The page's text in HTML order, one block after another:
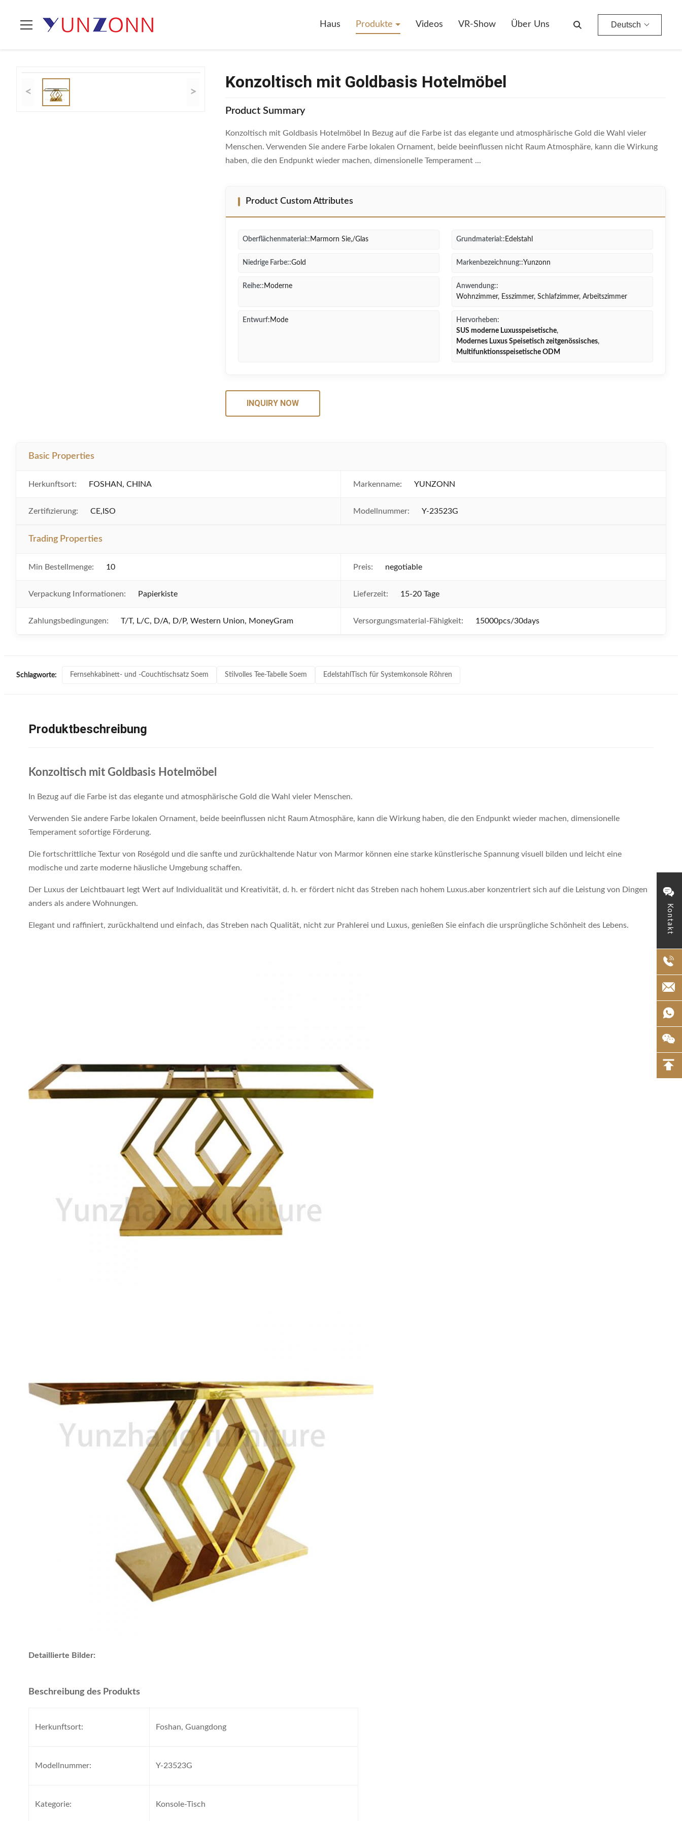
Kontakt
Haus Produkte Videos VR-Show Über Uns Deutsch
< >
Konzoltisch mit Goldbasis Hotelmöbel
Product Summary
Konzoltisch mit Goldbasis Hotelmöbel In Bezug auf die Farbe ist das elegante und atmosphärische Gold die Wahl vieler
Menschen. Verwenden Sie andere Farbe lokalen Ornament, beide beeinflussen nicht Raum Atmosphäre, kann die Wirkung
haben, die den Endpunkt wieder machen, dimensionelle Temperament ...
Product Custom Attributes
Oberflächenmaterial:: Marmorn Sie,/Glas Grundmaterial:: Edelstahl
Niedrige Farbe::Gold Markenbezeichnung::Yunzonn
Reihe:: Moderne
Anwendung::
Wohnzimmer, Esszimmer, Schlafzimmer, Arbeitszimmer
Entwurf: Mode
Hervorheben:
SUS moderne Luxusspeisetische,
Modernes Luxus Speisetisch zeitgenössisches,
Multifunktionsspeisetische ODM
INQUIRY NOW
Basic Properties
Herkunftsort: FOSHAN, CHINA Markenname: YUNZONN
Zertifizierung: CE,ISO Modellnummer: Y-23523G
Trading Properties
Min Bestellmenge: 10 Preis: negotiable
Verpackung Informationen: Papierkiste Lieferzeit: 15-20 Tage
Zahlungsbedingungen: T/T, L/C, D/A, D/P, Western Union, MoneyGram Versorgungsmaterial-Fähigkeit: 15000pcs/30days
Schlagworte: Fernsehkabinett- und -Couchtischsatz Soem Stilvolles Tee-Tabelle Soem EdelstahlTisch für Systemkonsole Röhren
Produktbeschreibung
Konzoltisch mit Goldbasis Hotelmöbel
In Bezug auf die Farbe ist das elegante und atmosphärische Gold die Wahl vieler Menschen.
Verwenden Sie andere Farbe lokalen Ornament, beide beeinflussen nicht Raum Atmosphäre, kann die Wirkung haben, die den Endpunkt wieder machen, dimensionelle
Temperament sofortige Förderung.
Die fortschrittliche Textur von Roségold und die sanfte und zurückhaltende Natur von Marmor können eine starke künstlerische Spannung visuell bilden und leicht eine
modische und zarte moderne häusliche Umgebung schaffen.
Der Luxus der Leichtbauart legt Wert auf Individualität und Kreativität, d. h. er fördert nicht das Streben nach hohem Luxus.aber konzentriert sich auf die Leistung von Dingen
anders als andere Wohnungen.
Elegant und raffiniert, zurückhaltend und einfach, das Streben nach Qualität, nicht zur Prahlerei und Luxus, genießen Sie einfach die ursprüngliche Schönheit des Lebens.
Detaillierte Bilder:
Beschreibung des Produkts
Herkunftsort: Foshan, Guangdong
Modellnummer: Y-23523G
Kategorie: Konsole-Tisch